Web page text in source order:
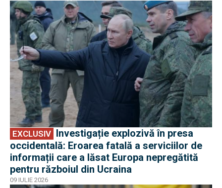
EXCLUSIV
EXCLUSIV
occidentală: Eroarea fatală a serviciilor de
informații care a lăsat Europa nepregătită
pentru războiul din Ucraina
09 IULIE 2026